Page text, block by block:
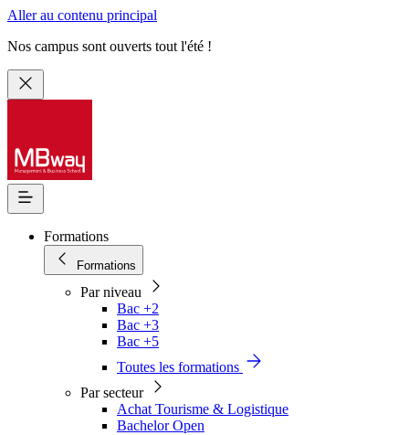
Aller au contenu principal
Nos campus sont ouverts tout l'été !
Formations
Formations
Par niveau
Bac +2
Bac +3
Bac +5
Toutes les formations
Par secteur
Achat Tourisme & Logistique
Bachelor Open